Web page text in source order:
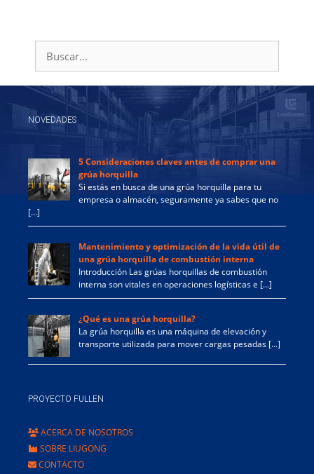
NOVEDADES
5 Consideraciones claves antes de comprar una
grúa horquilla
Si estás en busca de una grúa horquilla para tu
empresa o almacén, seguramente ya sabes que no
[…]
Mantenimiento y optimización de la vida útil de
una grúa horquilla de combustión interna
Introducción Las grúas horquillas de combustión
interna son vitales en operaciones logísticas e […]
¿Qué es una grúa horquilla?
La grúa horquilla es una máquina de elevación y
transporte utilizada para mover cargas pesadas […]
PROYECTO FULLEN
ACERCA DE NOSOTROS
SOBRE LIUGONG
CONTACTO